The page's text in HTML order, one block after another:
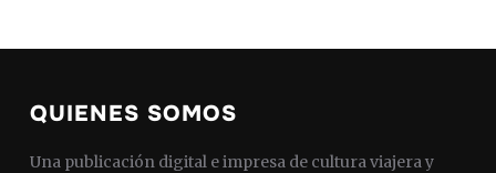
QUIENES SOMOS
Una publicación digital e impresa de cultura viajera y